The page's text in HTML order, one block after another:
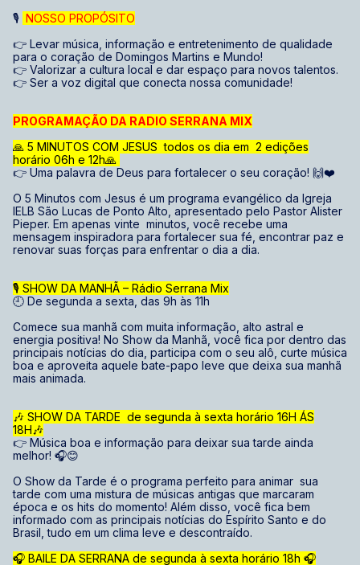
🎙️ NOSSO PROPÓSITO
👉 Levar música, informação e entretenimento de qualidade
para o coração de Domingos Martins e Mundo!
👉 Valorizar a cultura local e dar espaço para novos talentos.
👉 Ser a voz digital que conecta nossa comunidade!
PROGRAMAÇÃO DA RADIO SERRANA MIX
🙏 5 MINUTOS COM JESUS todos os dia em 2 edições
horário 06h e 12h🙏
👉 Uma palavra de Deus para fortalecer o seu coração! 🙌❤️
O 5 Minutos com Jesus é um programa evangélico da Igreja
IELB São Lucas de Ponto Alto, apresentado pelo Pastor Alister
Pieper. Em apenas vinte minutos, você recebe uma
mensagem inspiradora para fortalecer sua fé, encontrar paz e
renovar suas forças para enfrentar o dia a dia.
🎙️ SHOW DA MANHÃ – Rádio Serrana Mix
🕘 De segunda a sexta, das 9h às 11h
Comece sua manhã com muita informação, alto astral e
energia positiva! No Show da Manhã, você fica por dentro das
principais notícias do dia, participa com o seu alô, curte música
boa e aproveita aquele bate-papo leve que deixa sua manhã
mais animada.
🎶 SHOW DA TARDE de segunda à sexta horário 16H ÁS
18H🎶
👉 Música boa e informação para deixar sua tarde ainda
melhor! 🎧😊
O Show da Tarde é o programa perfeito para animar sua
tarde com uma mistura de músicas antigas que marcaram
época e os hits do momento! Além disso, você fica bem
informado com as principais notícias do Espírito Santo e do
Brasil, tudo em um clima leve e descontraído.
🎧 BAILE DA SERRANA de segunda à sexta horário 18h 🎧